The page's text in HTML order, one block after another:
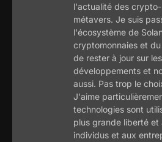
l'actualité des
métavers. Je suis
l'écosystème de
cryptomonnaies et
de rester à jour sur
développements et
aussi. Pas trop le
J'aime
technologies sont
plus grande liberté et
individus et aux